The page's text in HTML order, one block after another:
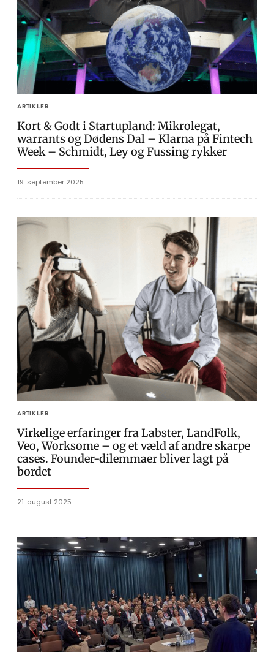
ARTIKLER
Kort & Godt i Startupland: Mikrolegat,
warrants og Dødens Dal – Klarna på Fintech
Week – Schmidt, Ley og Fussing rykker
19. september 2025
ARTIKLER
Virkelige erfaringer fra Labster, LandFolk,
Veo, Worksome – og et væld af andre skarpe
cases. Founder-dilemmaer bliver lagt på
bordet
21. august 2025